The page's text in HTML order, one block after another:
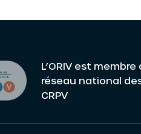
L’ORIV est membre
réseau national
CRPV